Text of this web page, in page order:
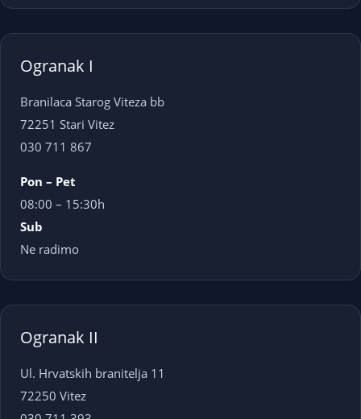
Ogranak I
Branilaca Starog Viteza bb
72251 Stari Vitez
030 711 867
Pon – Pet
08:00 – 15:30h
Sub
Ne radimo
Ogranak II
Ul. Hrvatskih branitelja 11
72250 Vitez